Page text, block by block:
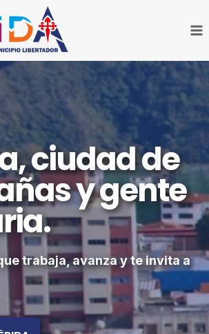
ciudad de
y gente
trabaja, avanza y te invita a